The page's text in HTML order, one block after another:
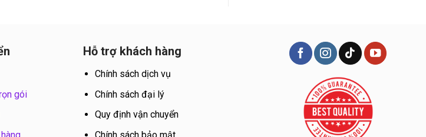
gói
Hỗ trợ khách hàng
Chính sách dịch vụ
Chính sách đại lý
Quy định vận chuyển